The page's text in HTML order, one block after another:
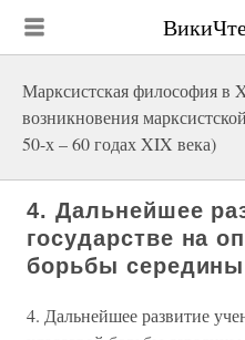
Марксистская философия в
возникновения
50-х – 60 годах XIX века)
4. Дальнейшее
государстве на
борьбы
4. Дальнейшее развитие